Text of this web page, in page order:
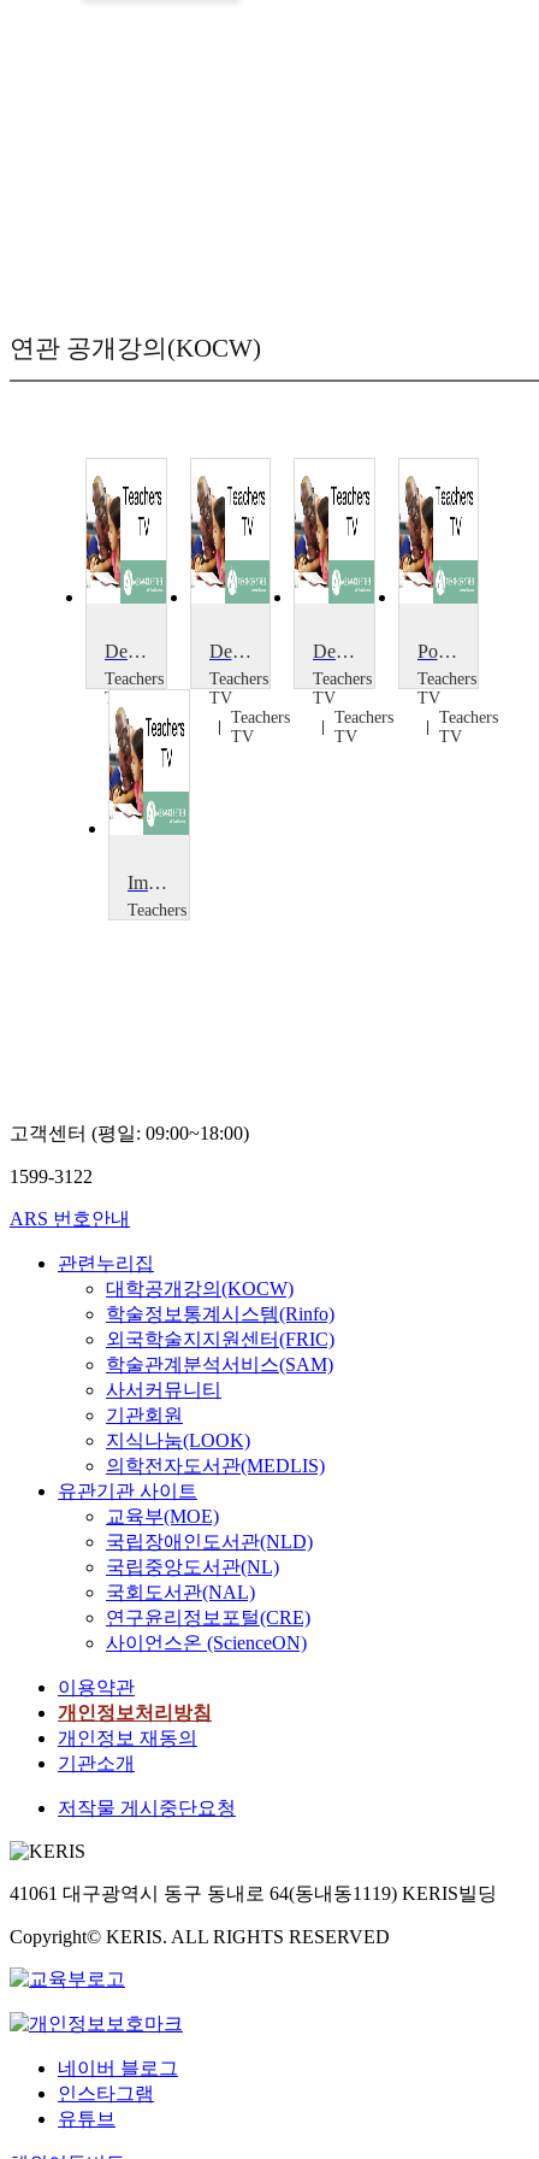
연관 공개강의(KOCW)
Designed for Learning
Teachers
TV
Teachers
TV
Designing for CAD/CAM 2
Teachers
TV
Teachers
TV
Designing for CAD/CAM 1
Teachers
TV
Teachers
TV
Positive Design: In Brief
Teachers
TV
Teachers
TV
Improving Design Subskills
Teachers
고객센터 (평일: 09:00~18:00)
1599-3122
ARS 번호안내
관련누리집
대학공개강의(KOCW)
학술정보통계시스템(Rinfo)
외국학술지지원센터(FRIC)
학술관계분석서비스(SAM)
사서커뮤니티
기관회원
지식나눔(LOOK)
의학전자도서관(MEDLIS)
유관기관 사이트
교육부(MOE)
국립장애인도서관(NLD)
국립중앙도서관(NL)
국회도서관(NAL)
연구윤리정보포털(CRE)
사이언스온 (ScienceON)
이용약관
개인정보처리방침
개인정보 재동의
기관소개
저작물 게시중단요청
41061 대구광역시 동구 동내로 64(동내동1119) KERIS빌딩
Copyright© KERIS. ALL RIGHTS RESERVED
네이버 블로그
인스타그램
유튜브